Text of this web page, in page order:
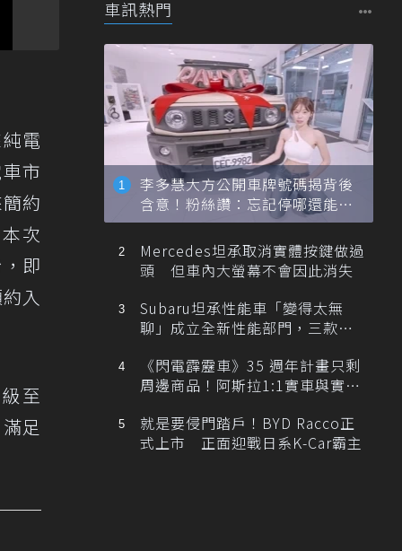
電
市
約
次
即
入
至
足
車訊熱門
李多慧大方公開車牌號碼揭背後
含意！粉絲讚：忘記停哪還能幫
忙找車
Mercedes坦承取消實體按鍵做過
頭 但車內大螢幕不會因此消失
Subaru坦承性能車「變得太無
聊」成立全新性能部門，三款手
《閃電霹靂車》35 週年計畫只剩
周邊商品！阿斯拉1:1實車與實體
就是要侵門踏戶！BYD Racco正
式上市 正面迎戰日系K-Car霸主